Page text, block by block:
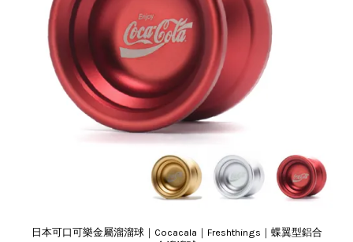
日本可口可樂金屬溜溜球｜Cocacala｜Freshthings｜蝶翼型鋁合